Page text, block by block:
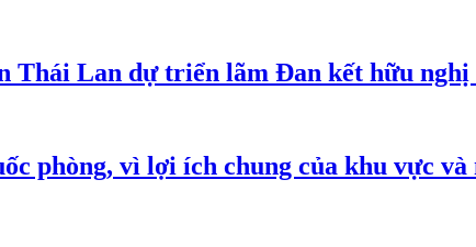
Thái Lan dự triển lãm Đan kết hữu nghị
phòng, vì lợi ích chung của khu vực và